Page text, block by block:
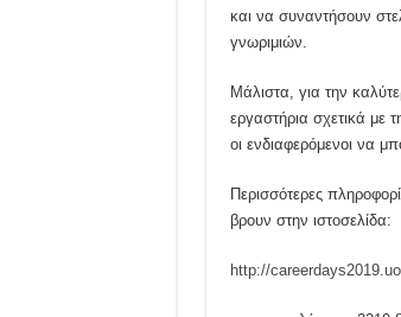
και να συναντήσουν
γνωριμιών.
Μάλιστα, για την
εργαστήρια σχετικά με
οι ενδιαφερόμενοι να
Περισσότερες
βρουν στην ιστοσελίδα:
http://